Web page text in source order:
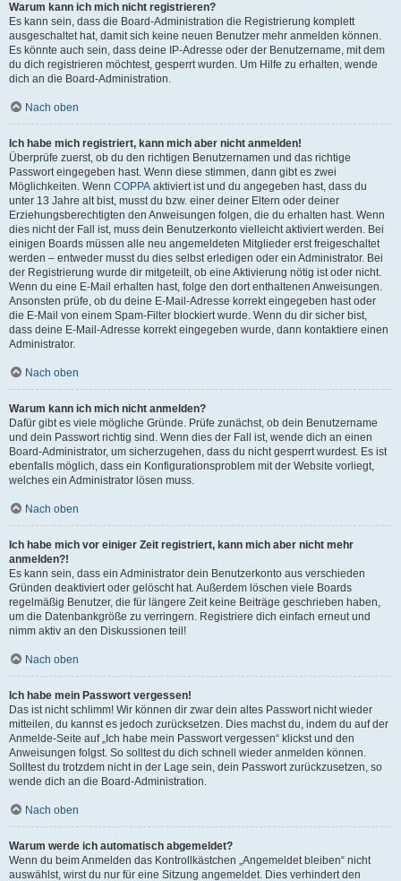
Warum kann ich mich nicht registrieren?
Es kann sein, dass die Board-Administration die Registrierung komplett
ausgeschaltet hat, damit sich keine neuen Benutzer mehr anmelden können.
Es könnte auch sein, dass deine IP-Adresse oder der Benutzername, mit dem
du dich registrieren möchtest, gesperrt wurden. Um Hilfe zu erhalten, wende
dich an die Board-Administration.
Nach oben
Ich habe mich registriert, kann mich aber nicht anmelden!
Überprüfe zuerst, ob du den richtigen Benutzernamen und das richtige
Passwort eingegeben hast. Wenn diese stimmen, dann gibt es zwei
Möglichkeiten. Wenn COPPA aktiviert ist und du angegeben hast, dass du
unter 13 Jahre alt bist, musst du bzw. einer deiner Eltern oder deiner
Erziehungsberechtigten den Anweisungen folgen, die du erhalten hast. Wenn
dies nicht der Fall ist, muss dein Benutzerkonto vielleicht aktiviert werden. Bei
einigen Boards müssen alle neu angemeldeten Mitglieder erst freigeschaltet
werden – entweder musst du dies selbst erledigen oder ein Administrator. Bei
der Registrierung wurde dir mitgeteilt, ob eine Aktivierung nötig ist oder nicht.
Wenn du eine E-Mail erhalten hast, folge den dort enthaltenen Anweisungen.
Ansonsten prüfe, ob du deine E-Mail-Adresse korrekt eingegeben hast oder
die E-Mail von einem Spam-Filter blockiert wurde. Wenn du dir sicher bist,
dass deine E-Mail-Adresse korrekt eingegeben wurde, dann kontaktiere einen
Administrator.
Nach oben
Warum kann ich mich nicht anmelden?
Dafür gibt es viele mögliche Gründe. Prüfe zunächst, ob dein Benutzername
und dein Passwort richtig sind. Wenn dies der Fall ist, wende dich an einen
Board-Administrator, um sicherzugehen, dass du nicht gesperrt wurdest. Es ist
ebenfalls möglich, dass ein Konfigurationsproblem mit der Website vorliegt,
welches ein Administrator lösen muss.
Nach oben
Ich habe mich vor einiger Zeit registriert, kann mich aber nicht mehr
anmelden?!
Es kann sein, dass ein Administrator dein Benutzerkonto aus verschieden
Gründen deaktiviert oder gelöscht hat. Außerdem löschen viele Boards
regelmäßig Benutzer, die für längere Zeit keine Beiträge geschrieben haben,
um die Datenbankgröße zu verringern. Registriere dich einfach erneut und
nimm aktiv an den Diskussionen teil!
Nach oben
Ich habe mein Passwort vergessen!
Das ist nicht schlimm! Wir können dir zwar dein altes Passwort nicht wieder
mitteilen, du kannst es jedoch zurücksetzen. Dies machst du, indem du auf der
Anmelde-Seite auf „Ich habe mein Passwort vergessen“ klickst und den
Anweisungen folgst. So solltest du dich schnell wieder anmelden können.
Solltest du trotzdem nicht in der Lage sein, dein Passwort zurückzusetzen, so
wende dich an die Board-Administration.
Nach oben
Warum werde ich automatisch abgemeldet?
Wenn du beim Anmelden das Kontrollkästchen „Angemeldet bleiben“ nicht
auswählst, wirst du nur für eine Sitzung angemeldet. Dies verhindert den